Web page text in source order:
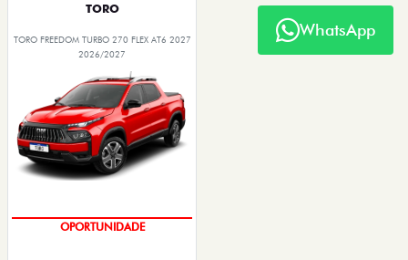
TORO
TORO FREEDOM TURBO 270 FLEX AT6 2027
2026/2027
OPORTUNIDADE
WhatsApp